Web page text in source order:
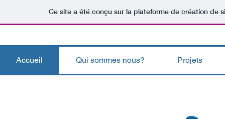
Ce site a été conçu sur la plateforme de création de
Accueil Qui sommes nous? Projets